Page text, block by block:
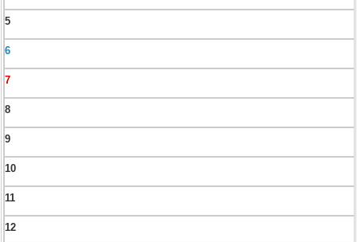
5
6
7
8
9
10
11
12